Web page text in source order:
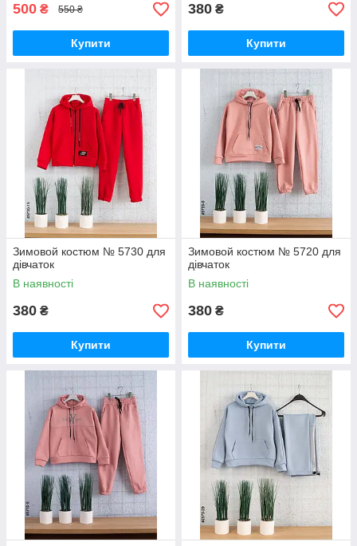
500 ₴ 550 ₴
Купити
380 ₴
Купити
Зимовой костюм № 5730 для
дівчаток
В наявності
380 ₴
Купити
Зимовой костюм № 5720 для
дівчаток
В наявності
380 ₴
Купити